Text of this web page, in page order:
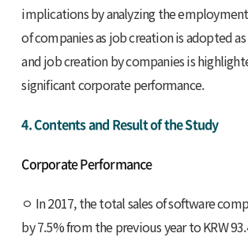
implications by analyzing the
of companies as job creation is adopted
and job creation by companies is
significant corporate performance.
4. Contents and Result of the Study
Corporate Performance
ㅇ In 2017, the total sales of software
by 7.5% from the previous year to KRW